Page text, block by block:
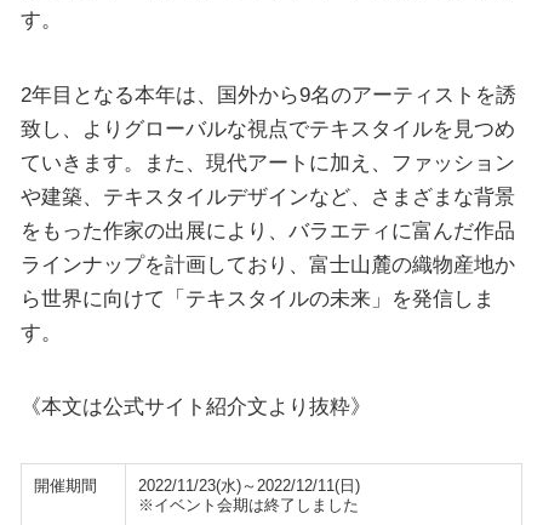
す。
2年目となる本年は、国外から9名のアーティストを誘
致し、よりグローバルな視点でテキスタイルを見つめ
ていきます。また、現代アートに加え、ファッション
や建築、テキスタイルデザインなど、さまざまな背景
をもった作家の出展により、バラエティに富んだ作品
ラインナップを計画しており、富士山麓の織物産地か
ら世界に向けて「テキスタイルの未来」を発信しま
す。
《本文は公式サイト紹介文より抜粋》
開催期間
2022/11/23(水)～2022/12/11(日)
※イベント会期は終了しました